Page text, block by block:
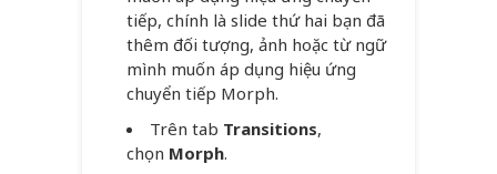
tiếp, chính là slide thứ hai bạn đã
thêm đối tượng, ảnh hoặc từ ngữ
mình muốn áp dụng hiệu ứng
chuyển tiếp Morph.
Trên tab Transitions,
chọn Morph.